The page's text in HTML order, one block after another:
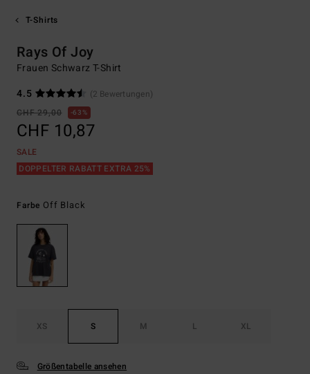
T-Shirts
Rays Of Joy
Frauen Schwarz T-Shirt
4.5
(2 Bewertungen)
CHF 29,00
63%
CHF 10,87
SALE
DOPPELTER RABATT EXTRA 25%
Farbe Off Black
XS S M L XL
Größentabelle ansehen